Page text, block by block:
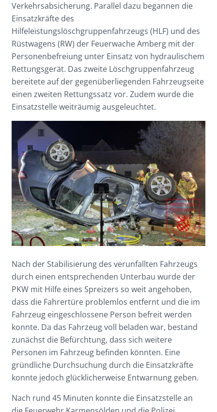
Verkehrsabsicherung. Parallel dazu begannen die
Einsatzkräfte des
Hilfeleistungslöschgruppenfahrzeugs (HLF) und des
Rüstwagens (RW) der Feuerwache Amberg mit der
Personenbefreiung unter Einsatz von hydraulischem
Rettungsgerät. Das zweite Löschgruppenfahrzeug
bereitete auf der gegenüberliegenden Fahrzeugseite
einen zweiten Rettungssatz vor. Zudem wurde die
Einsatzstelle weiträumig ausgeleuchtet.
Nach der Stabilisierung des verunfallten Fahrzeugs
durch einen entsprechenden Unterbau wurde der
PKW mit Hilfe eines Spreizers so weit angehoben,
dass die Fahrertüre problemlos entfernt und die im
Fahrzeug eingeschlossene Person befreit werden
konnte. Da das Fahrzeug voll beladen war, bestand
zunächst die Befürchtung, dass sich weitere
Personen im Fahrzeug befinden könnten. Eine
gründliche Durchsuchung durch die Einsatzkräfte
konnte jedoch glücklicherweise Entwarnung geben.
Nach rund 45 Minuten konnte die Einsatzstelle an